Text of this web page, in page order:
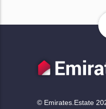
© Emirates.Estate